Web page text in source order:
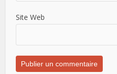
Site Web